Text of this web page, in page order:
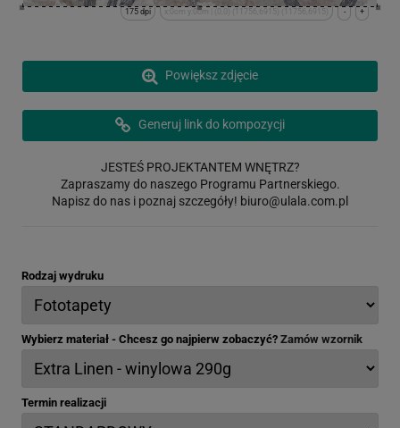
+
-
x:0cm y:0cm | (0,0) (11756,6915) (11756,6915)
175 dpi
Powiększ zdjęcie
Generuj link do kompozycji
JESTEŚ PROJEKTANTEM WNĘTRZ?
Zapraszamy do naszego Programu Partnerskiego.
Napisz do nas i poznaj szczegóły! biuro@ulala.com.pl
Rodzaj wydruku
Wybierz materiał - Chcesz go najpierw zobaczyć? Zamów wzornik
Termin realizacji